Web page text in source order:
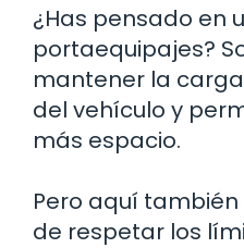
¿Has pensado en
portaequipajes?
mantener la
del vehículo y
más espacio.
Pero aquí
de respetar los